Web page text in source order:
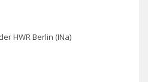
HWR Berlin (INa)